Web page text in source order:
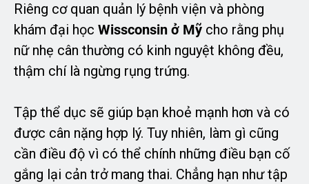
Riêng cơ quan quản lý bệnh viện và phòng
khám đại học Wissconsin ở Mỹ cho rằng phụ
nữ nhẹ cân thường có kinh nguyệt không đều,
thậm chí là ngừng rụng trứng.
Tập thể dục sẽ giúp bạn khoẻ mạnh hơn và có
được cân nặng hợp lý. Tuy nhiên, làm gì cũng
cần điều độ vì có thể chính những điều bạn cố
gắng lại cản trở mang thai. Chẳng hạn như tập